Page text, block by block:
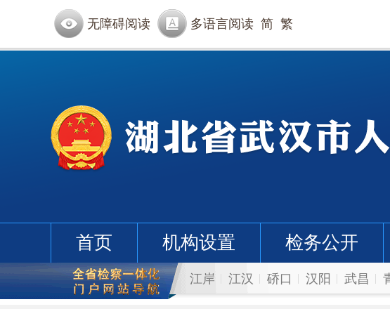
无障碍阅读 多语言阅读 简 繁
首页 机构设置 检务公开
江岸 江汉 硚口 汉阳 武昌